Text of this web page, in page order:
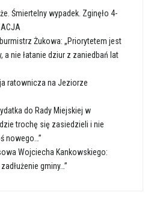
Śmiertelny wypadek. Zginęło 4-
Żukowa: „Priorytetem jest
nie łatanie dziur z zaniedbań lat
ratownicza na Jeziorze
do Rady Miejskiej w
trochę się zasiedzieli i nie
nowego…”
Wojciecha Kankowskiego:
gminy…”